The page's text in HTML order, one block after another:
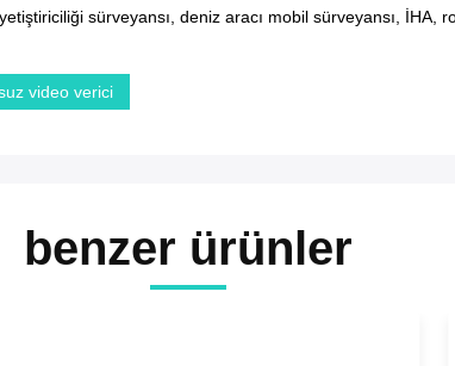
sürveyansı, deniz aracı mobil sürveyansı, İHA,
video verici
benzer ürünler